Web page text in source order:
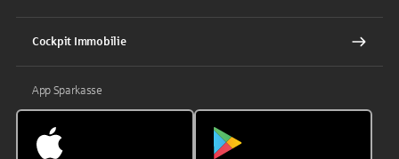
Cockpit Immobilie
App Sparkasse